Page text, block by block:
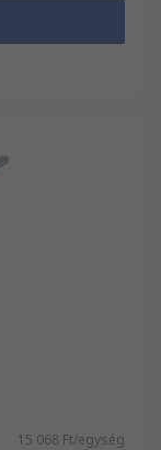
15 068 Ft/egység